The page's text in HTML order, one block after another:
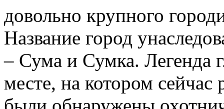
довольно крупного
Название город
– Сума и Сумка. Легенда
месте, на котором